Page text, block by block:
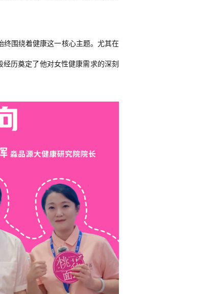
围绕着健康这一核心主题。尤其在
经历奠定了他对女性健康需求的深刻